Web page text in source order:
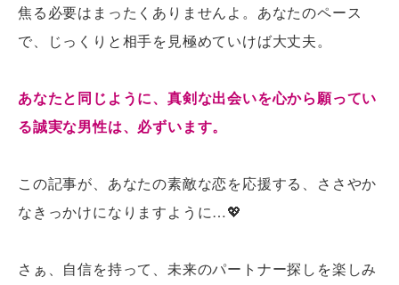
焦る必要はまったくありませんよ。あなたのペース
で、じっくりと相手を見極めていけば大丈夫。
あなたと同じように、真剣な出会いを心から願ってい
る誠実な男性は、必ずいます。
この記事が、あなたの素敵な恋を応援する、ささやか
なきっかけになりますように…💖
さぁ、自信を持って、未来のパートナー探しを楽しみ